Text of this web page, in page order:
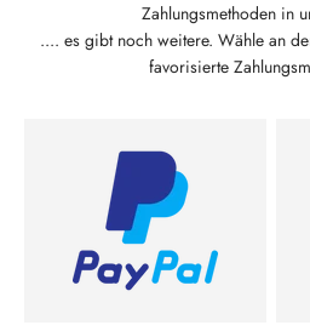
Zahlungsmethoden in
.... es gibt noch weitere. Wähle an
favorisierte